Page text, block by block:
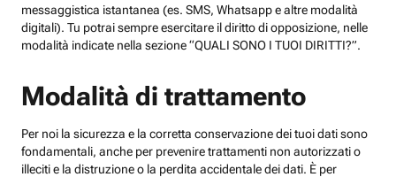
messaggistica istantanea (es. SMS, Whatsapp e altre modalità
digitali). Tu potrai sempre esercitare il diritto di opposizione, nelle
modalità indicate nella sezione “QUALI SONO I TUOI DIRITTI?”.
Modalità di trattamento
Per noi la sicurezza e la corretta conservazione dei tuoi dati sono
fondamentali, anche per prevenire trattamenti non autorizzati o
illeciti e la distruzione o la perdita accidentale dei dati. È per